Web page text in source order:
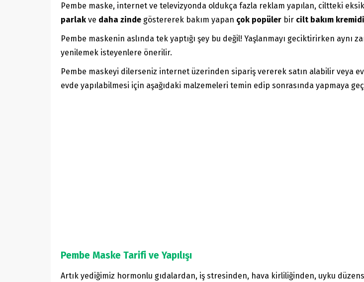
Pembe maske, internet ve televizyonda oldukça fazla reklam yapılan, ciltteki
parlak ve daha zinde göstererek bakım yapan çok popüler bir cilt bakım
Pembe maskenin aslında tek yaptığı şey bu değil! Yaşlanmayı geciktirirken aynı
yenilemek isteyenlere önerilir.
Pembe maskeyi dilerseniz internet üzerinden sipariş vererek satın alabilir veya
evde yapılabilmesi için aşağıdaki malzemeleri temin edip sonrasında yapmaya
Pembe Maske Tarifi ve Yapılışı
Artık yediğimiz hormonlu gıdalardan, iş stresinden, hava kirliliğinden, uyku